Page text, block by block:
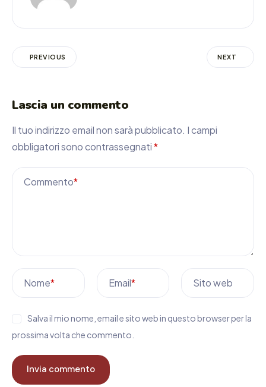
PREVIOUS NEXT
Lascia un commento
Il tuo indirizzo email non sarà pubblicato. I campi
obbligatori sono contrassegnati*
Commento*
Nome* Email* Sito web
Salva il mio nome, email e sito web in questo browser per la
prossima volta che commento.